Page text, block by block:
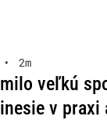
• 2m
veľkú
v praxi